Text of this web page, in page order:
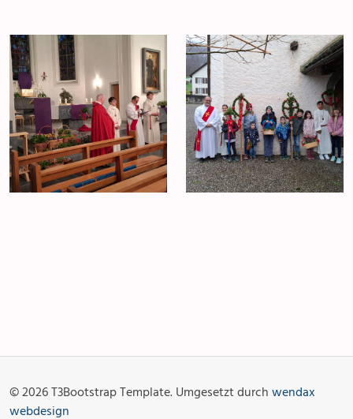
© 2026 T3Bootstrap Template. Umgesetzt durch wendax
webdesign
Angebot & Sakramente
Aktuelles
Fotogalerie
Links